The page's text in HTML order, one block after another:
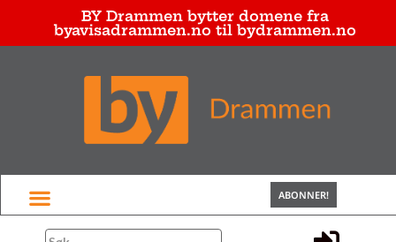
BY Drammen bytter domene fra
byavisadrammen.no til bydrammen.no
ABONNER!